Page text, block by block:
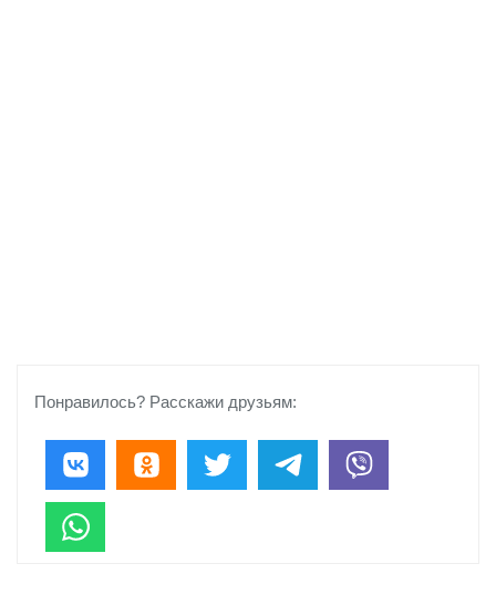
Понравилось? Расскажи друзьям: